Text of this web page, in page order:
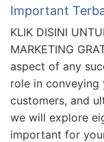
Important
KLIK DISINI
MARKETING
aspect of any
role in conveying
customers, and
we will explore
important for